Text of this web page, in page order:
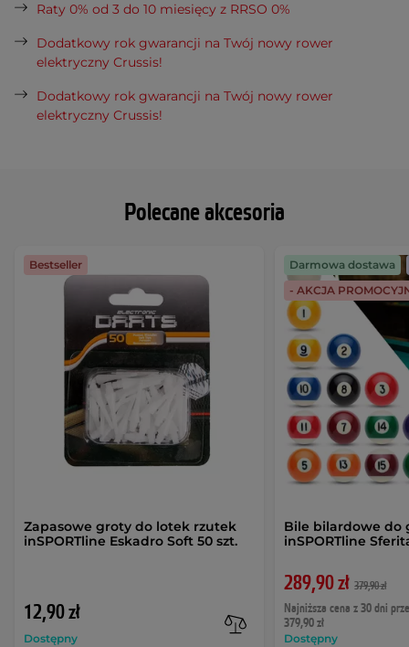
Polecane akcesoria
Zapasowe groty do lotek rzutek
inSPORTline Eskadro Soft 50 szt.
12,90 zł
Dostępny
Bestseller
Bile bilardowe do
inSPORTline
289,90 zł 379,90 zł
Najniższa cena z 30 dni
379,90 zł
Dostępny
Darmowa dostawa
- AKCJA
Raty 0% od 3 do 10 miesięcy z RRSO 0%
Dodatkowy rok gwarancji na Twój nowy rower
elektryczny Crussis!
Dodatkowy rok gwarancji na Twój nowy rower
elektryczny Crussis!